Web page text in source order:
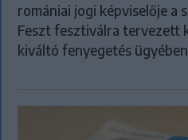
romániai jogi képviselője a
Feszt fesztiválra tervezett
kiváltó fenyegetés